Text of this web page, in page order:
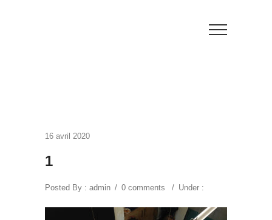
16 avril 2020
1
Posted By : admin / 0 comments / Under :